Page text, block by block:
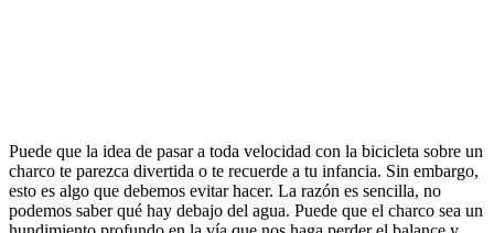
Puede que la idea de pasar a toda velocidad con la bicicleta sobre un
charco te parezca divertida o te recuerde a tu infancia. Sin embargo,
esto es algo que debemos evitar hacer. La razón es sencilla, no
podemos saber qué hay debajo del agua. Puede que el charco sea un